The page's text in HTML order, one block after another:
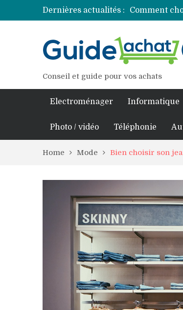
Dernières actualités :
Comment
Comment
Comment
Conseil et guide pour vos achats
Electroménager Informatique
Photo / vidéo Téléphonie
Home Mode Bien choisir son